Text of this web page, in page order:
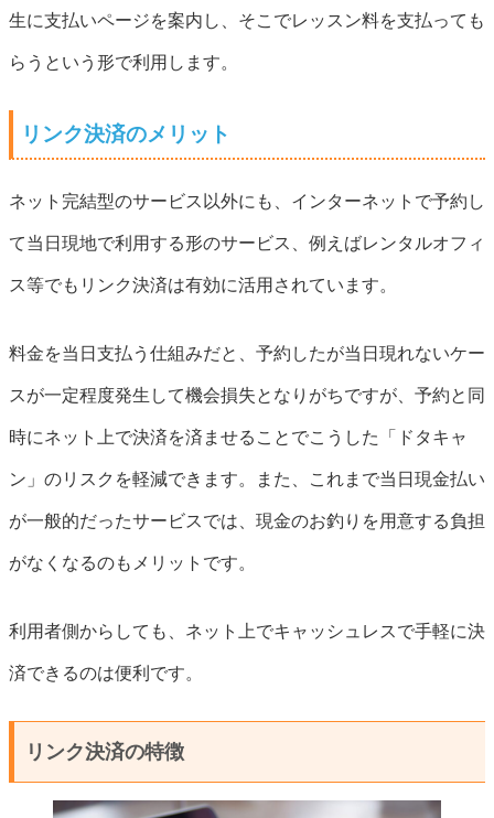
生に支払いページを案内し、そこでレッスン料を支払っても
らうという形で利用します。
リンク決済のメリット
ネット完結型のサービス以外にも、インターネットで予約し
て当日現地で利用する形のサービス、例えばレンタルオフィ
ス等でもリンク決済は有効に活用されています。
料金を当日支払う仕組みだと、予約したが当日現れないケー
スが一定程度発生して機会損失となりがちですが、予約と同
時にネット上で決済を済ませることでこうした「ドタキャ
ン」のリスクを軽減できます。また、これまで当日現金払い
が一般的だったサービスでは、現金のお釣りを用意する負担
がなくなるのもメリットです。
利用者側からしても、ネット上でキャッシュレスで手軽に決
済できるのは便利です。
リンク決済の特徴